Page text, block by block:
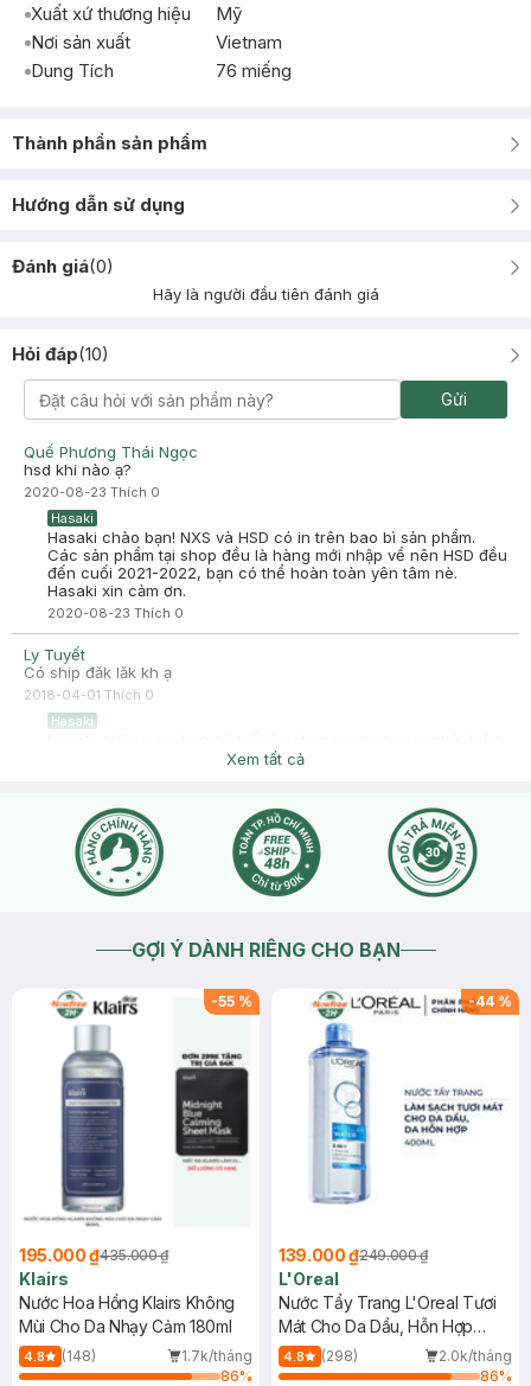
Xuất xứ thương hiệu
Mỹ
Nơi sản xuất
Vietnam
Dung Tích
76 miếng
Thành phần sản phẩm
Hướng dẫn sử dụng
Đánh giá(0)
Hãy là người đầu tiên đánh giá
Hỏi đáp(10)
Gửi
Quế Phương Thái Ngọc
hsd khi nào ạ?
2020-08-23 Thích 0
Hasaki
Hasaki chào bạn! NXS và HSD có in trên bao bì sản phẩm.
Các sản phẩm tại shop đều là hàng mới nhập về nên HSD đều
đến cuối 2021-2022, bạn có thể hoàn toàn yên tâm nè.
Hasaki xin cảm ơn.
2020-08-23 Thích 0
Ly Tuyết
Có ship đăk lăk kh ạ
2018-04-01 Thích 0
Hasaki
Hasaki không ship tỉnh trực tiếp nhé
Xem tất cả
GỢI Ý DÀNH RIÊNG CHO BẠN
-55 %
195.000 ₫435.000 ₫
Klairs
Nước Hoa Hồng Klairs Không
Mùi Cho Da Nhạy Cảm 180ml
4.8 (148)
1.7k/tháng
86%
-44 %
139.000 ₫249.000 ₫
L'Oreal
Nước Tẩy Trang L'Oreal Tươi
Mát Cho Da Dầu, Hỗn Hợp
400ml
4.8 (298)
2.0k/tháng
86%